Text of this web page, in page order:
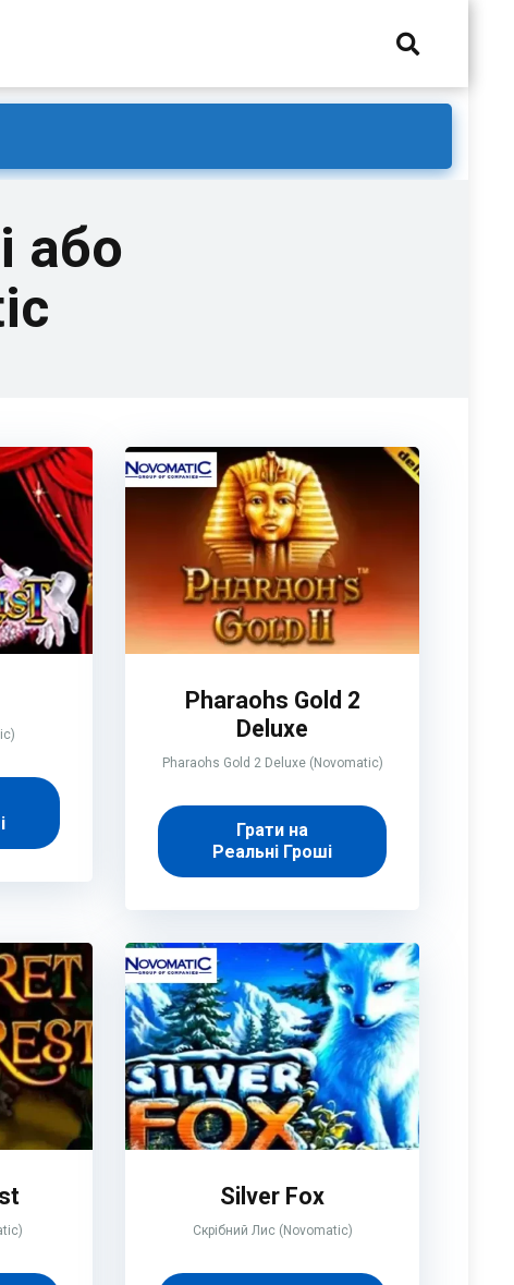
або
Pharaohs Gold 2
Deluxe
Pharaohs Gold 2 Deluxe (Novomatic)
Грати на
Реальні Гроші
Silver Fox
Скрібний Лис (Novomatic)